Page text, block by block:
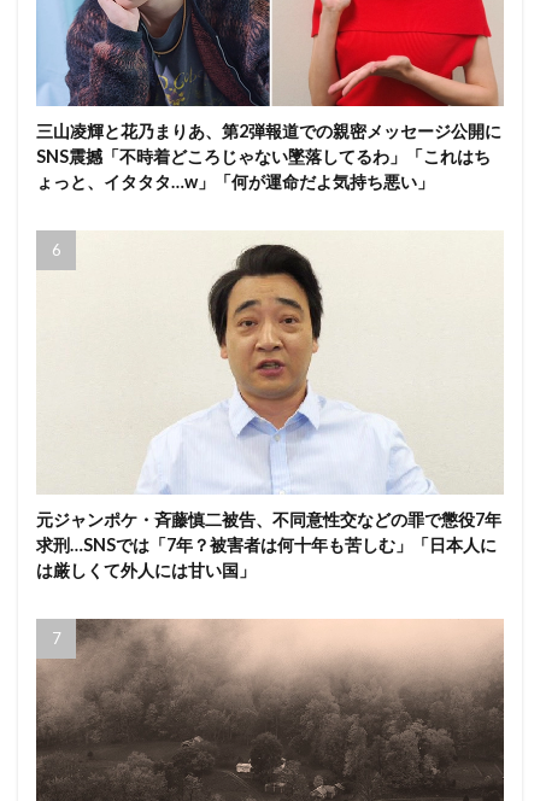
三山凌輝と花乃まりあ、第2弾報道での親密メッセージ公開に
SNS震撼「不時着どころじゃない墜落してるわ」「これはち
ょっと、イタタタ…w」「何が運命だよ気持ち悪い」
元ジャンポケ・斉藤慎二被告、不同意性交などの罪で懲役7年
求刑…SNSでは「7年？被害者は何十年も苦しむ」「日本人に
は厳しくて外人には甘い国」